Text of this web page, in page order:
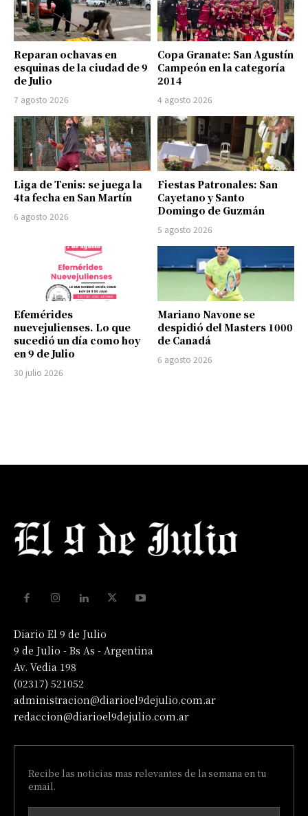
Reparan ochavas en
esquinas de la ciudad de 9
de Julio
7 agosto 2026
Copa Granate: San Agustín
Campeón en la categoría
2014
4 agosto 2026
Liga de Tenis: se juega la
4ta fecha en San Martín
6 agosto 2026
Fiestas Patronales: San
Cayetano y Santo
Domingo de Guzmán
5 agosto 2026
Efemérides
nuevejulienses. Lo que
sucedió un día como hoy
en 9 de Julio
30 julio 2026
Mariano Navone se
despidió del Masters 1000
de Canadá
6 agosto 2026
Diario El 9 de Julio
9 de Julio - Bs As - Argentina
Av. Vedia 198
(02317) 521052
administracion@diarioel9dejulio.com.ar
redaccion@diarioel9dejulio.com.ar
Recibe las noticias mas relevantes de la semana en tu
email.